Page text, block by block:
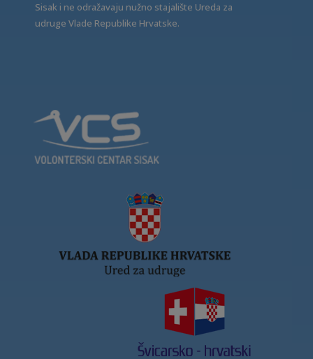
Sisak i ne odražavaju nužno stajalište Ureda za
udruge Vlade Republike Hrvatske.